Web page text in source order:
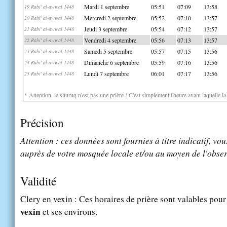
19 Rabi' al-awwal 1448 Mardi 1 septembre 05:51 07:09 13:58
20 Rabi' al-awwal 1448 Mercredi 2 septembre 05:52 07:10 13:57
21 Rabi' al-awwal 1448 Jeudi 3 septembre 05:54 07:12 13:57
22 Rabi' al-awwal 1448 Vendredi 4 septembre 05:56 07:13 13:57
23 Rabi' al-awwal 1448 Samedi 5 septembre 05:57 07:15 13:56
24 Rabi' al-awwal 1448 Dimanche 6 septembre 05:59 07:16 13:56
25 Rabi' al-awwal 1448 Lundi 7 septembre 06:01 07:17 13:56
* Attention, le shuruq n'est pas une prière ! C'est simplement l'heure avant laquelle
Précision
Attention : ces données sont fournies à titre indicatif,
auprès de votre mosquée locale et/ou au moyen de
Validité
Clery en vexin : Ces horaires de prière sont valables
vexinet ses environs.